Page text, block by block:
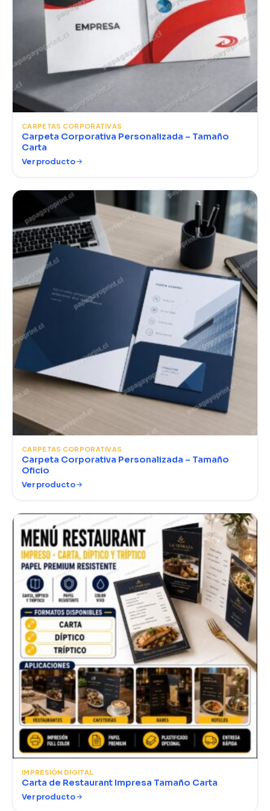
CARPETAS CORPORATIVAS
Carpeta Corporativa Personalizada – Tamaño
Carta
Ver producto
CARPETAS CORPORATIVAS
Carpeta Corporativa Personalizada – Tamaño
Oficio
Ver producto
IMPRESIÓN DIGITAL
Carta de Restaurant Impresa Tamaño Carta
Ver producto